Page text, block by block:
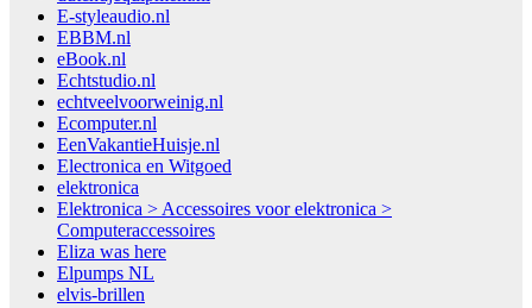
E-styleaudio.nl
EBBM.nl
eBook.nl
Echtstudio.nl
echtveelvoorweinig.nl
Ecomputer.nl
EenVakantieHuisje.nl
Electronica en Witgoed
elektronica
Elektronica > Accessoires voor elektronica >
Computeraccessoires
Eliza was here
Elpumps NL
elvis-brillen